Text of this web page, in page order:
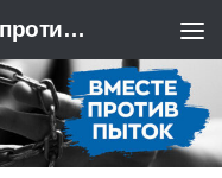
Коалиция НПО Казахстана против пыток